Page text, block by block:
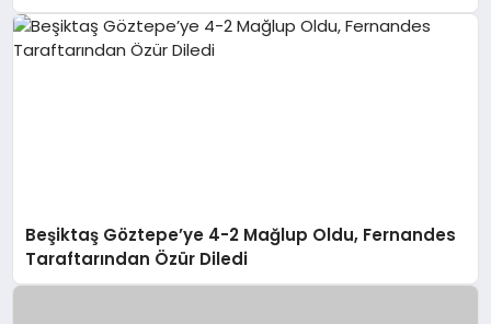
Beşiktaş Göztepe’ye 4-2 Mağlup Oldu, Fernandes
Taraftarından Özür Diledi